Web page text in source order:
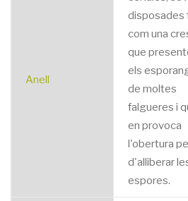
Anell
disposades
com una
que
els
de moltes
falgueres i
en provoca
l'obertura
d'alliberar
espores.